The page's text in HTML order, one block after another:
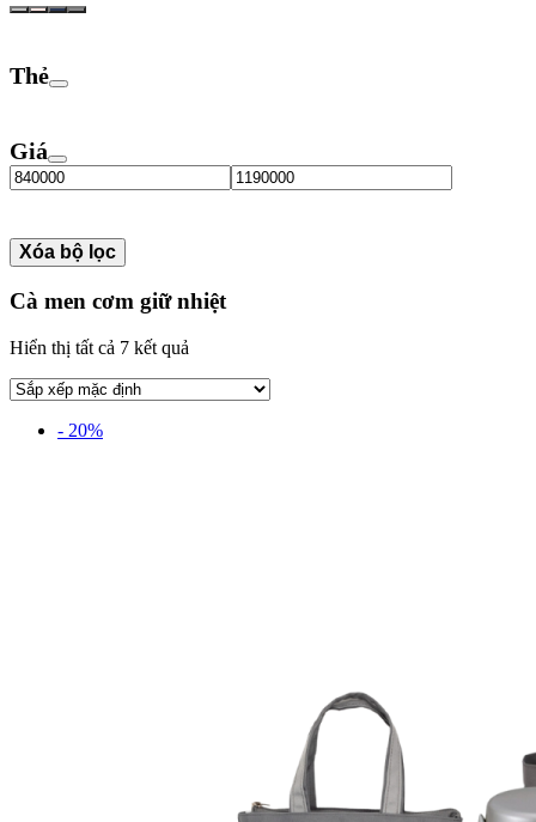
Thẻ
Giá
Xóa bộ lọc
Cà men cơm giữ nhiệt
Hiển thị tất cả 7 kết quả
- 20%